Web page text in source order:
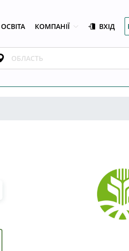
ОСВІТА КОМПАНІЇ ВХІД